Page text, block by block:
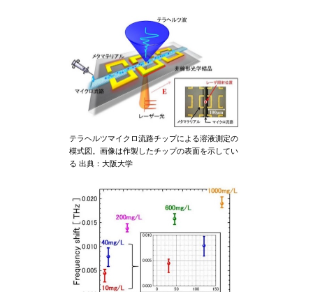
テラヘルツマイクロ流路チップによる溶液測定の
模式図。画像は作製したチップの表面を示してい
る 出典：大阪大学